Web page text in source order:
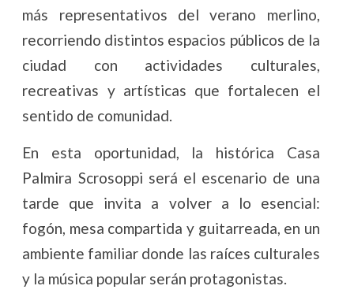
más representativos del verano merlino,
recorriendo distintos espacios públicos de la
ciudad con actividades culturales,
recreativas y artísticas que fortalecen el
sentido de comunidad.
En esta oportunidad, la histórica Casa
Palmira Scrosoppi será el escenario de una
tarde que invita a volver a lo esencial:
fogón, mesa compartida y guitarreada, en un
ambiente familiar donde las raíces culturales
y la música popular serán protagonistas.